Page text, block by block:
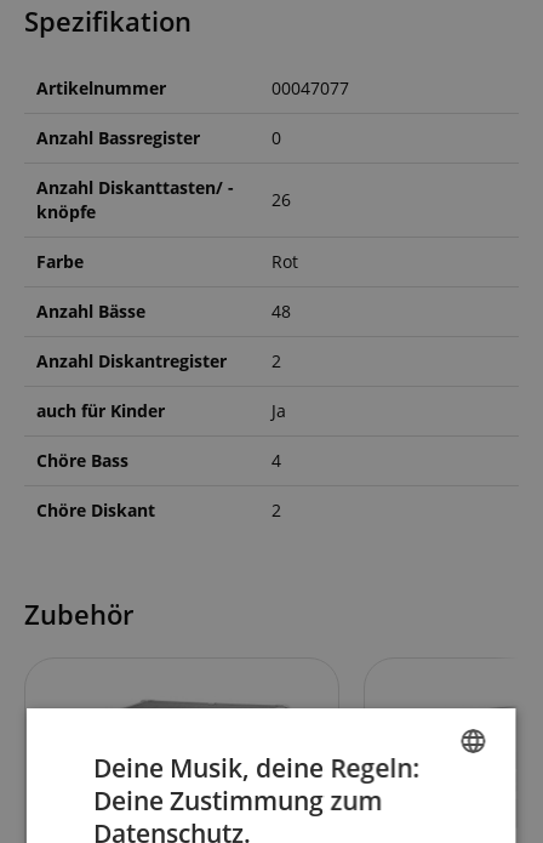
Spezifikation
Artikelnummer 00047077
Anzahl Bassregister 0
Anzahl Diskanttasten/ -
knöpfe
26
Farbe Rot
Anzahl Bässe 48
Anzahl Diskantregister 2
auch für Kinder Ja
Chöre Bass 4
Chöre Diskant 2
Zubehör
Deine Musik, deine Regeln:
Deine Zustimmung zum
Datenschutz.